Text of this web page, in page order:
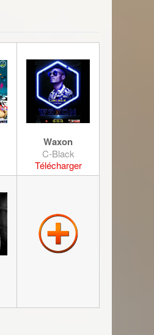
Waxon
C-Black
Télécharger